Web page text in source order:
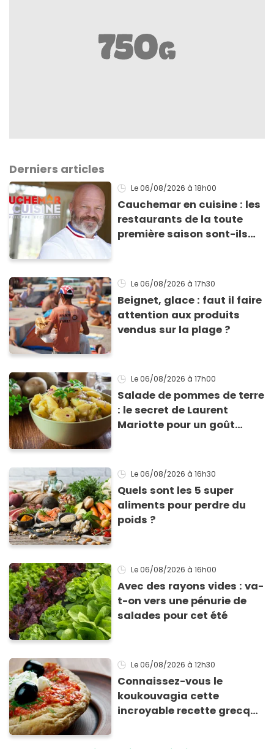
Derniers articles
Le 06/08/2026 à 18h00
Cauchemar en cuisine : les
restaurants de la toute
première saison sont-ils
Le 06/08/2026 à 17h30
Beignet, glace : faut il faire
attention aux produits
vendus sur la plage ?
Le 06/08/2026 à 17h00
Salade de pommes de terre
: le secret de Laurent
Mariotte pour un goût
Le 06/08/2026 à 16h30
Quels sont les 5 super
aliments pour perdre du
poids ?
Le 06/08/2026 à 16h00
Avec des rayons vides : va-
t-on vers une pénurie de
salades pour cet été
Le 06/08/2026 à 12h30
Connaissez-vous le
koukouvagia cette
incroyable recette grecque